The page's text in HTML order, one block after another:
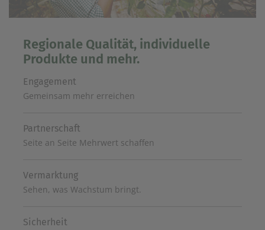
Regionale Qualität, individuelle
Produkte und mehr.
Engagement
Gemeinsam mehr erreichen
Partnerschaft
Seite an Seite Mehrwert schaffen
Vermarktung
Sehen, was Wachstum bringt.
Sicherheit